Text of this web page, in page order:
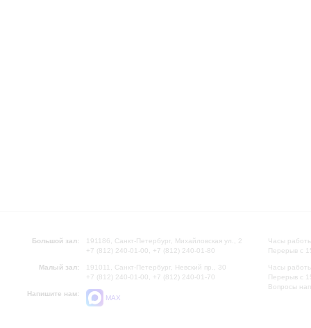
Большой зал:
191186, Санкт-Петербург, Михайловская ул., 2
+7 (812) 240-01-00, +7 (812) 240-01-80
Малый зал:
191011, Санкт-Петербург, Невский пр., 30
+7 (812) 240-01-00, +7 (812) 240-01-70
Напишите нам:
MAX
Часы
Перерыв с
Часы
Перерыв с
Вопросы